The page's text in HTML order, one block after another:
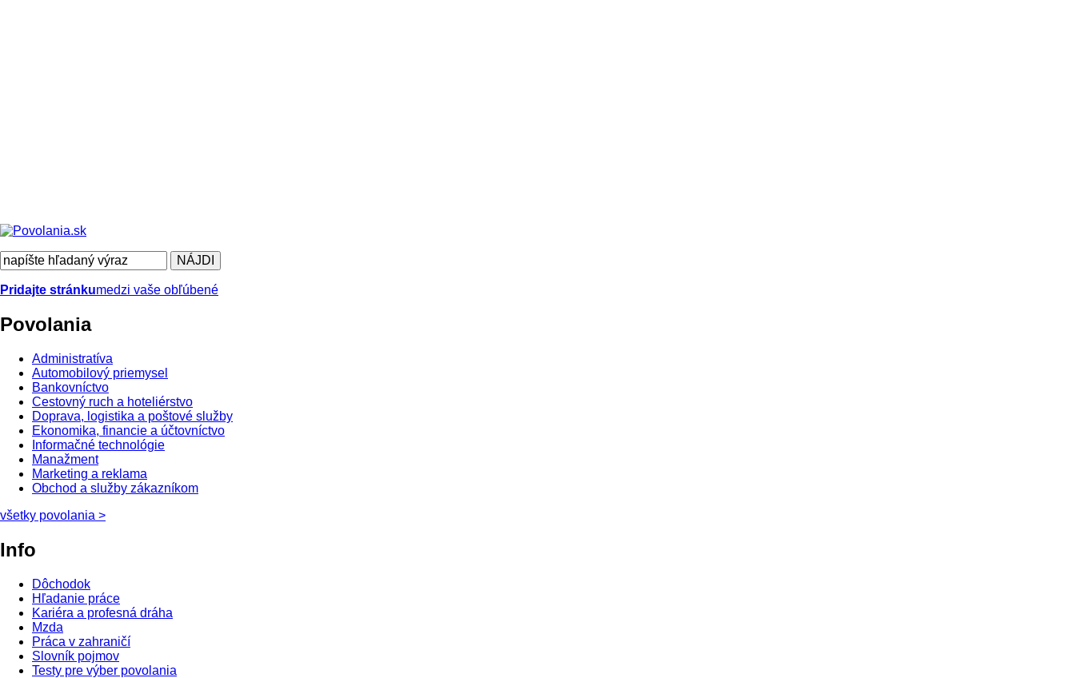
Pridajte stránkumedzi vaše obľúbené
Povolania
Administratíva
Automobilový priemysel
Bankovníctvo
Cestovný ruch a hoteliérstvo
Doprava, logistika a poštové služby
Ekonomika, financie a účtovníctvo
Informačné technológie
Manažment
Marketing a reklama
Obchod a služby zákazníkom
všetky povolania >
Info
Dôchodok
Hľadanie práce
Kariéra a profesná dráha
Mzda
Práca v zahraničí
Slovník pojmov
Testy pre výber povolania